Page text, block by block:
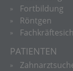
Fortbildung
Röntgen
PATIENTEN